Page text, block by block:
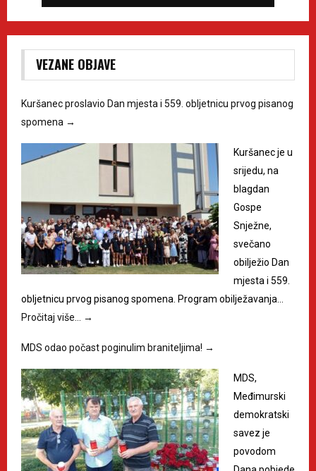
VEZANE OBJAVE
Kuršanec proslavio Dan mjesta i 559. obljetnicu prvog pisanog
spomena →
Kuršanec je u
srijedu, na
blagdan
Gospe
Snježne,
svečano
obilježio Dan
mjesta i 559.
obljetnicu prvog pisanog spomena. Program obilježavanja…
Pročitaj više…
→
MDS odao počast poginulim braniteljima! →
MDS,
Međimurski
demokratski
savez je
povodom